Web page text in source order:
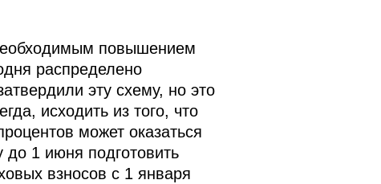
повышением
распределено
эту схему, но это
исходить из того, что
может оказаться
1 июня подготовить
взносов с 1 января